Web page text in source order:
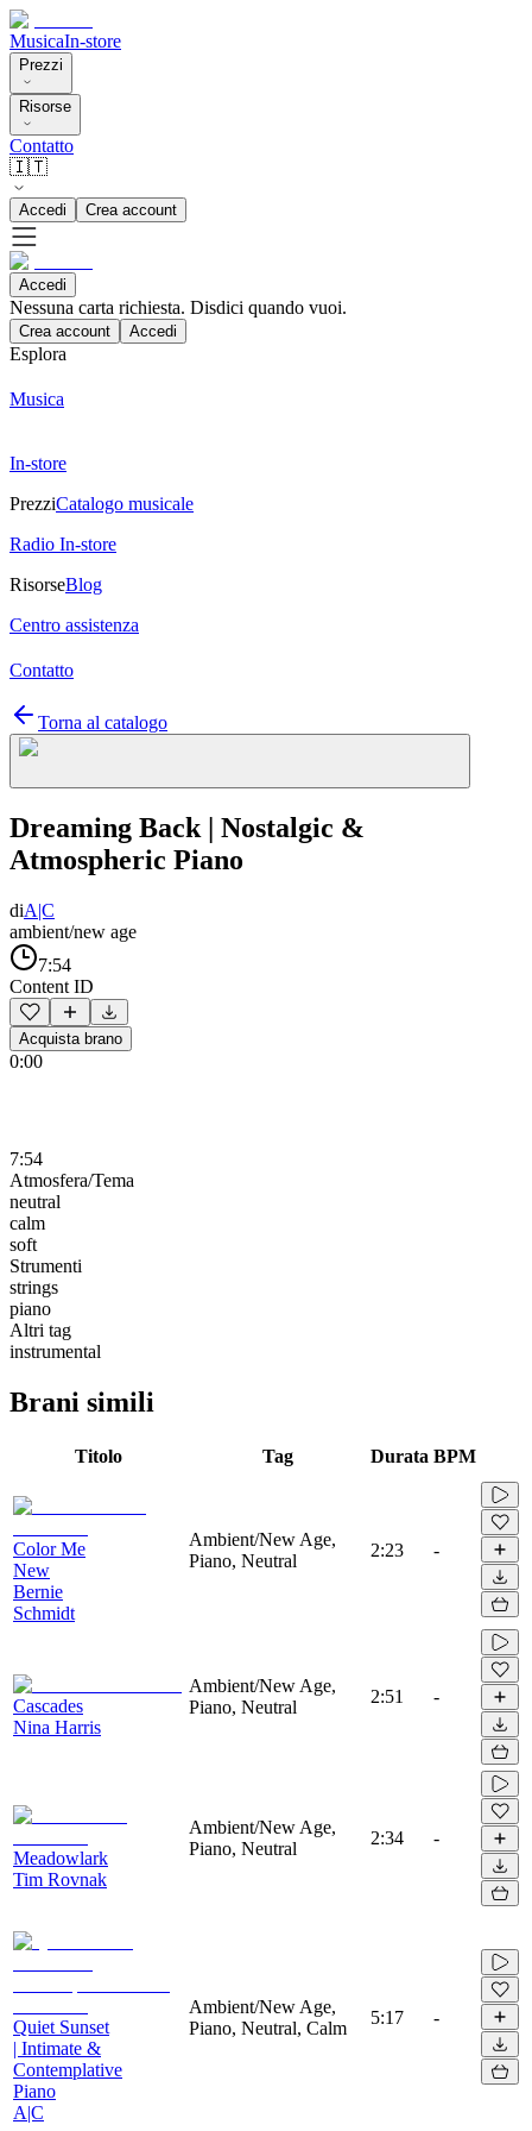
MusicaIn-store
Prezzi
Risorse
Contatto
🇮🇹
Accedi Crea account
Accedi
Nessuna carta richiesta. Disdici quando vuoi.
Crea account Accedi
Esplora
Musica
In-store
PrezziCatalogo musicale
Radio In-store
RisorseBlog
Centro assistenza
Contatto
Torna al catalogo
Dreaming Back | Nostalgic &
Atmospheric Piano
diA|C
ambient/new age
7:54
Content ID
Acquista brano
0:00
7:54
Atmosfera/Tema
neutral
calm
soft
Strumenti
strings
piano
Altri tag
instrumental
Brani simili
Titolo Tag Durata BPM
Color Me
New
Bernie
Schmidt
Ambient/New Age,
Piano, Neutral
2:23 -
Cascades
Nina Harris
Ambient/New Age,
Piano, Neutral
2:51 -
Meadowlark
Tim Rovnak
Ambient/New Age,
Piano, Neutral
2:34 -
Quiet Sunset
| Intimate &
Contemplative
Piano
A|C
Ambient/New Age,
Piano, Neutral, Calm
5:17 -